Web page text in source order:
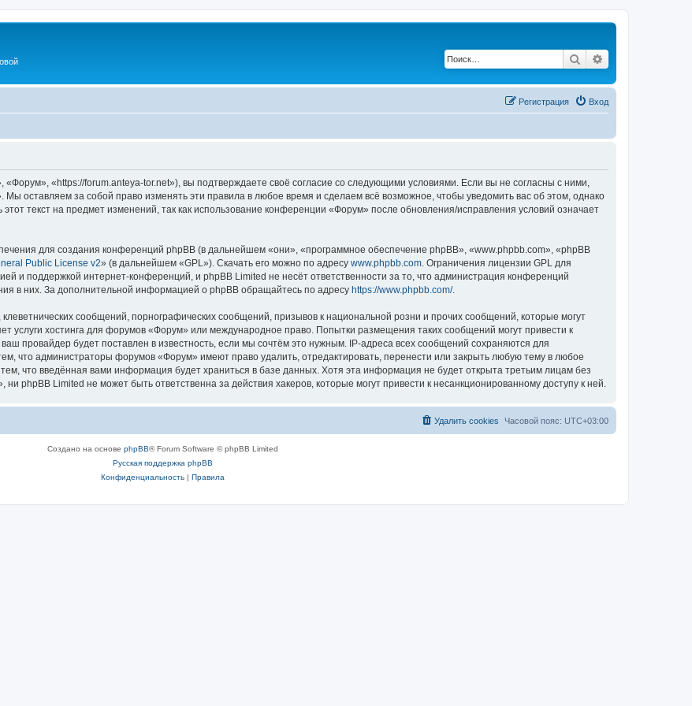
Поиск
Вход
Регистрация
«https://forum.anteya-tor.net»), вы подтверждаете своё согласие со следующими условиями. Если вы не согласны с ними,
оставляем за собой право изменять эти правила в любое время и сделаем всё возможное, чтобы уведомить вас об этом, однако
текст на предмет изменений, так как использование конференции «Форум» после обновления/исправления условий означает
для создания конференций phpBB (в дальнейшем «они», «программное обеспечение phpBB», «www.phpbb.com», «phpBB
Public License v2» (в дальнейшем «GPL»). Скачать его можно по адресу www.phpbb.com . Ограничения лицензии GPL для
и поддержкой интернет-конференций, и phpBB Limited не несёт ответственности за то, что администрация конференций
в них. За дополнительной информацией о phpBB обращайтесь по адресу https://www.phpbb.com/.
сообщений, порнографических сообщений, призывов к национальной розни и прочих сообщений, которые могут
услуги хостинга для форумов «Форум» или международное право. Попытки размещения таких сообщений могут привести к
провайдер будет поставлен в известность, если мы сочтём это нужным. IP-адреса всех сообщений сохраняются для
что администраторы форумов «Форум» имеют право удалить, отредактировать, перенести или закрыть любую тему в любое
что введённая вами информация будет храниться в базе данных. Хотя эта информация не будет открыта третьим лицам без
phpBB Limited не может быть ответственна за действия хакеров, которые могут привести к несанкционированному доступу к ней.
Часовой пояс: UTC+03:00
Удалить cookies
Создано на основе phpBB® Forum Software © phpBB Limited
Русская поддержка phpBB
Конфиденциальность| Правила